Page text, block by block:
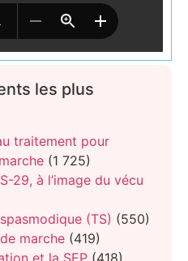
les plus
traitement pour
(1 725)
29, à l’image du vécu
(TS) (550)
marche (419)
et la SEP (418)